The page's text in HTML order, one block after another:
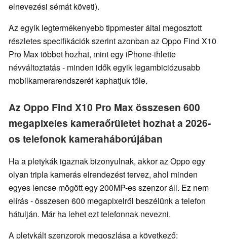
elnevezési sémát követi).
Az egyik legtermékenyebb tippmester által megosztott
részletes specifikációk szerint azonban az Oppo Find X10
Pro Max többet hozhat, mint egy iPhone-ihlette
névváltoztatás - minden idők egyik legambiciózusabb
mobilkamerarendszerét kaphatjuk tőle.
Az Oppo Find X10 Pro Max összesen 600
megapixeles kameraőrületet hozhat a 2026-
os telefonok kameraháborújában
Ha a pletykák igaznak bizonyulnak, akkor az Oppo egy
olyan tripla kamerás elrendezést tervez, ahol minden
egyes lencse mögött egy 200MP-es szenzor áll. Ez nem
elírás - összesen 600 megapixelről beszélünk a telefon
hátulján. Már ha lehet ezt telefonnak nevezni.
A pletykált szenzorok megoszlása a következő: